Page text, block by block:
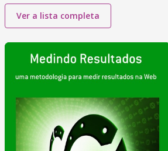
Ver a lista completa